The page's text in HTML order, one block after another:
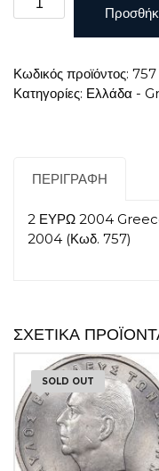
ΕΥΡΩ
Athens
Olympic
ποσότητα
Κωδικός προϊόντος: 757
Κατηγορίες: Ελλάδα -
ΠΕΡΙΓΡΑΦΉ
2 ΕΥΡΩ 2004
2004 (Κωδ. 757)
ΣΧΕΤΙΚΆ
SOLD OUT